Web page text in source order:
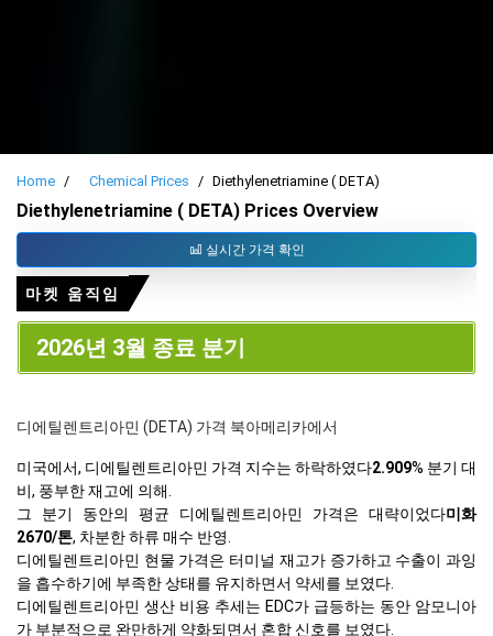
Home Chemical Prices Diethylenetriamine ( DETA)
Diethylenetriamine ( DETA) Prices Overview
실시간 가격 확인
마켓 움직임
2026년 3월 종료 분기
디에틸렌트리아민 (DETA) 가격 북아메리카에서
미국에서, 디에틸렌트리아민 가격 지수는 하락하였다2.909% 분기 대
비, 풍부한 재고에 의해.
그 분기 동안의 평균 디에틸렌트리아민 가격은 대략이었다미화
2670/톤, 차분한 하류 매수 반영.
디에틸렌트리아민 현물 가격은 터미널 재고가 증가하고 수출이 과잉
을 흡수하기에 부족한 상태를 유지하면서 약세를 보였다.
디에틸렌트리아민 생산 비용 추세는 EDC가 급등하는 동안 암모니아
가 부분적으로 완만하게 약화되면서 혼합 신호를 보였다.